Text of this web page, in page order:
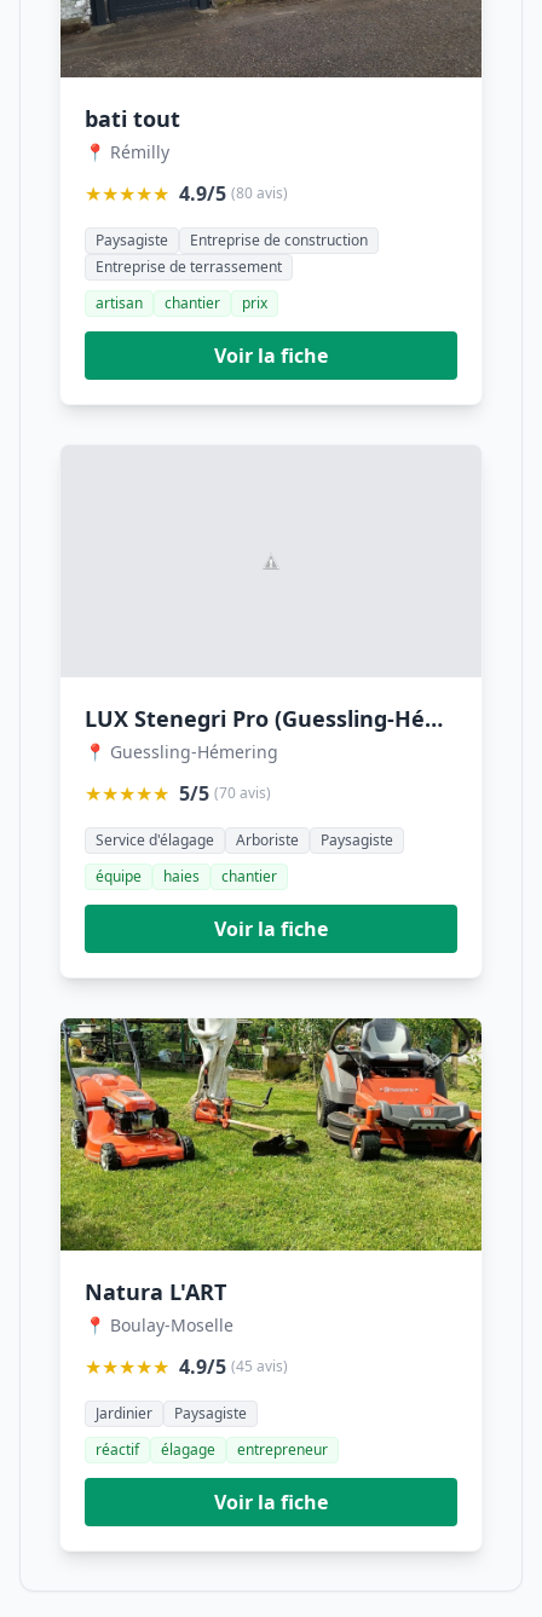
bati tout
📍 Rémilly
★★★★★ 4.9/5 (80 avis)
Paysagiste
Entreprise de construction
Entreprise de terrassement
artisan
chantier prix
Voir la fiche
LUX Stenegri Pro (Guessling-Hémering)
📍 Guessling-Hémering
★★★★★ 5/5 (70 avis)
Service d'élagage Arboriste
Paysagiste
équipe
haies chantier
Voir la fiche
Natura L'ART
📍 Boulay-Moselle
★★★★★ 4.9/5 (45 avis)
Jardinier
Paysagiste
réactif
élagage entrepreneur
Voir la fiche